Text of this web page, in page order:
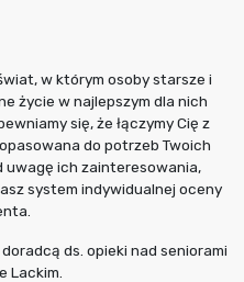
w którym osoby starsze i
życie w najlepszym dla nich
się, że łączymy Cię z
do potrzeb Twoich
uwagę ich zainteresowania,
system indywidualnej oceny
ds. opieki nad seniorami
Lackim.